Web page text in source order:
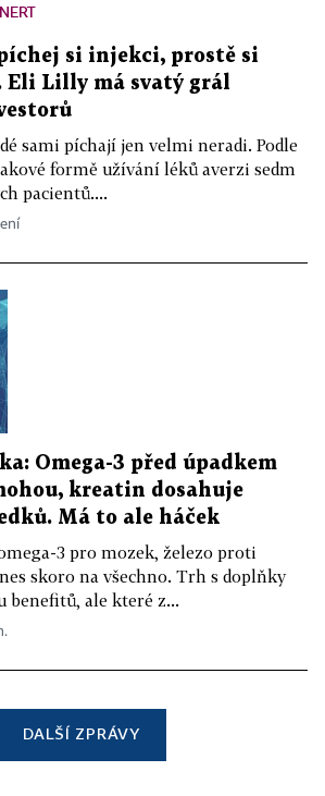
si injekci, prostě si
Eli Lilly má svatý grál
sami píchají jen velmi neradi. Podle
formě užívání léků averzi sedm
pacientů....
Omega-3 před úpadkem
kreatin dosahuje
Má to ale háček
3 pro mozek, železo proti
skoro na všechno. Trh s doplňky
benefitů, ale které z...
DALŠÍ ZPRÁVY